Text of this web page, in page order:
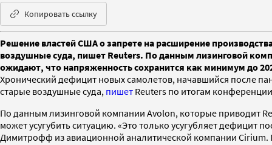
Копировать ссылку
Решение властей США о запрете на расширение
воздушные суда, пишет Reuters. По данным лизинговой
ожидают, что напряженность сохранится как минимум до
Хронический дефицит новых самолетов, начавшийся после
старые воздушные суда, пишет Reuters по итогам
По данным лизинговой компании Avolon, которые приводит
может усугубить ситуацию. «Это только усугубляет дефицит
Димитрофф из авиационной аналитической компании Cirium.